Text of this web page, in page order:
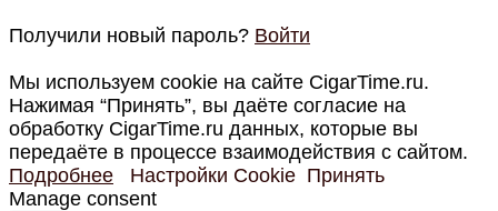
Получили новый пароль? Войти
Мы используем cookie на сайте CigarTime.ru.
Нажимая “Принять”, вы даёте согласие на
обработку CigarTime.ru данных, которые вы
передаёте в процессе взаимодействия с сайтом.
Подробнее
Настройки Cookie Принять
Manage consent